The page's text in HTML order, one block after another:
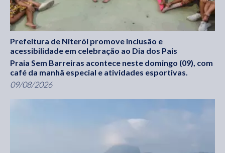
Prefeitura de Niterói promove inclusão e
acessibilidade em celebração ao Dia dos Pais
Praia Sem Barreiras acontece neste domingo (09), com
café da manhã especial e atividades esportivas.
09/08/2026